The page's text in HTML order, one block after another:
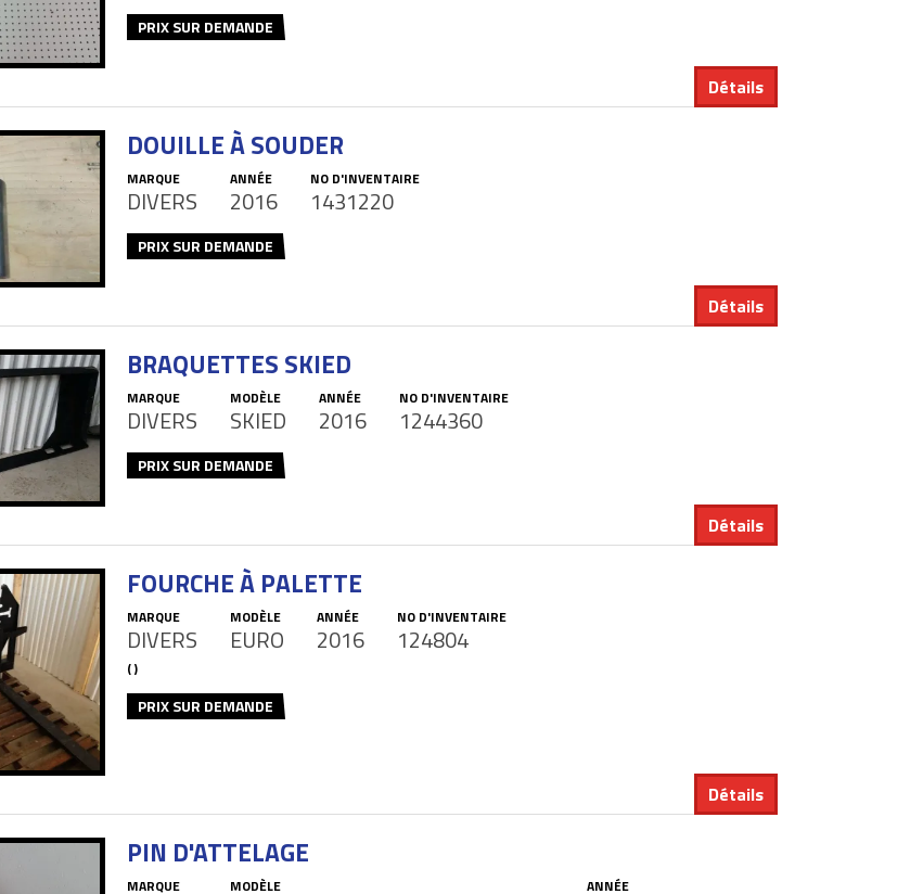
Détails
PRIX SUR DEMANDE
Détails
DOUILLE À SOUDER
MARQUE
DIVERS
ANNÉE
2016
NO D'INVENTAIRE
1431220
PRIX SUR DEMANDE
Détails
BRAQUETTES SKIED
MARQUE
DIVERS
MODÈLE
SKIED
ANNÉE
2016
NO D'INVENTAIRE
1244360
PRIX SUR DEMANDE
Détails
FOURCHE À PALETTE
MARQUE
DIVERS
MODÈLE
EURO
ANNÉE
2016
NO D'INVENTAIRE
124804
( )
PRIX SUR DEMANDE
PIN D'ATTELAGE
MARQUE MODÈLE ANNÉE